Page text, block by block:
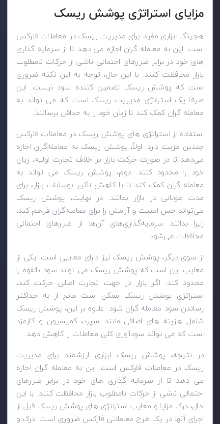
مزایای استراتژی پوشش ریسک
هجینگ ابزاری مفید برای مدیریت ریسک در معاملات فارکس
است. این به معامله گران اجازه می دهد تا از سرمایه گذاری
های خود در برابر ضررهای احتمالی ناشی از حرکات نامطلوب
بازار محافظت کنند. با این حال، توجه به این نکته ضروری
است که پوشش ریسک تضمین کننده سود نیست. این
صرفا یک استراتژی مدیریت ریسک است که می تواند به
معامله گران کمک کند تا زیان خود را به حداقل برسانند.
استفاده از استراتژی های پوشش ریسک در معاملات فارکس
چندین مزیت دارد. اولاً، پوشش ریسک به معامله‌گران اجازه
می‌دهد تا در صورت حرکت بازار بر خلاف تجارت اولیه، زیان
خود را محدود کنند. دوم، پوشش ریسک می تواند به
معامله گران کمک کند تا با کاهش تأثیر نوسانات بازار، برای
مدت طولانی در بازار بمانند. در نهایت، پوشش ریسک
می‌تواند حس امنیت و آرامش را برای معامله‌گران فراهم کند،
زیرا بدانند سرمایه‌گذاری‌های آن‌ها از ضررهای احتمالی
محافظت می‌شود.
از سوی دیگر، پوشش ریسک نیز دارای معایبی است. یکی از
معایب این است که پوشش ریسک می تواند سود بالقوه را
محدود کند. اگر بازار در جهت تجارت اصلی حرکت کند،
استراتژی پوشش ریسک ممکن است مانع از به حداکثر
رساندن سود معامله گران شود. علاوه بر این، پوشش ریسک
شامل هزینه های اضافی مانند اسپرد، کمیسیون و کارمزد
است که می تواند سودآوری کلی معاملات را کاهش دهد.
در نتیجه، پوشش ریسک ابزاری ارزشمند برای مدیریت
ریسک در معاملات فارکس است. این به معامله گران اجازه
می دهد تا از سرمایه گذاری های خود در برابر ضررهای
احتمالی ناشی از حرکات نامطلوب بازار محافظت کنند. با این
حال، درک مزایا و معایب استراتژی های پوشش ریسک قبل از
اجرای آنها در یک طرح معاملاتی فارکس ضروری است. درک و